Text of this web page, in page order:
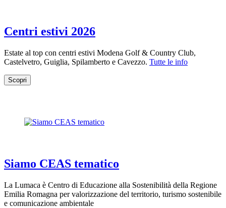
Centri estivi 2026
Estate al top con centri estivi Modena Golf & Country Club,
Castelvetro, Guiglia, Spilamberto e Cavezzo. Tutte le info
Scopri
Siamo CEAS tematico
La Lumaca è Centro di Educazione alla Sostenibilità della Regione
Emilia Romagna per valorizzazione del territorio, turismo sostenibile
e comunicazione ambientale